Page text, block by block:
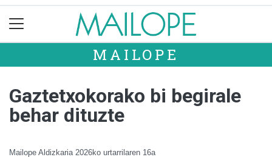
MAILOPE
Gaztetxokorako bi begirale
behar dituzte
Mailope Aldizkaria 2026ko urtarrilaren 16a